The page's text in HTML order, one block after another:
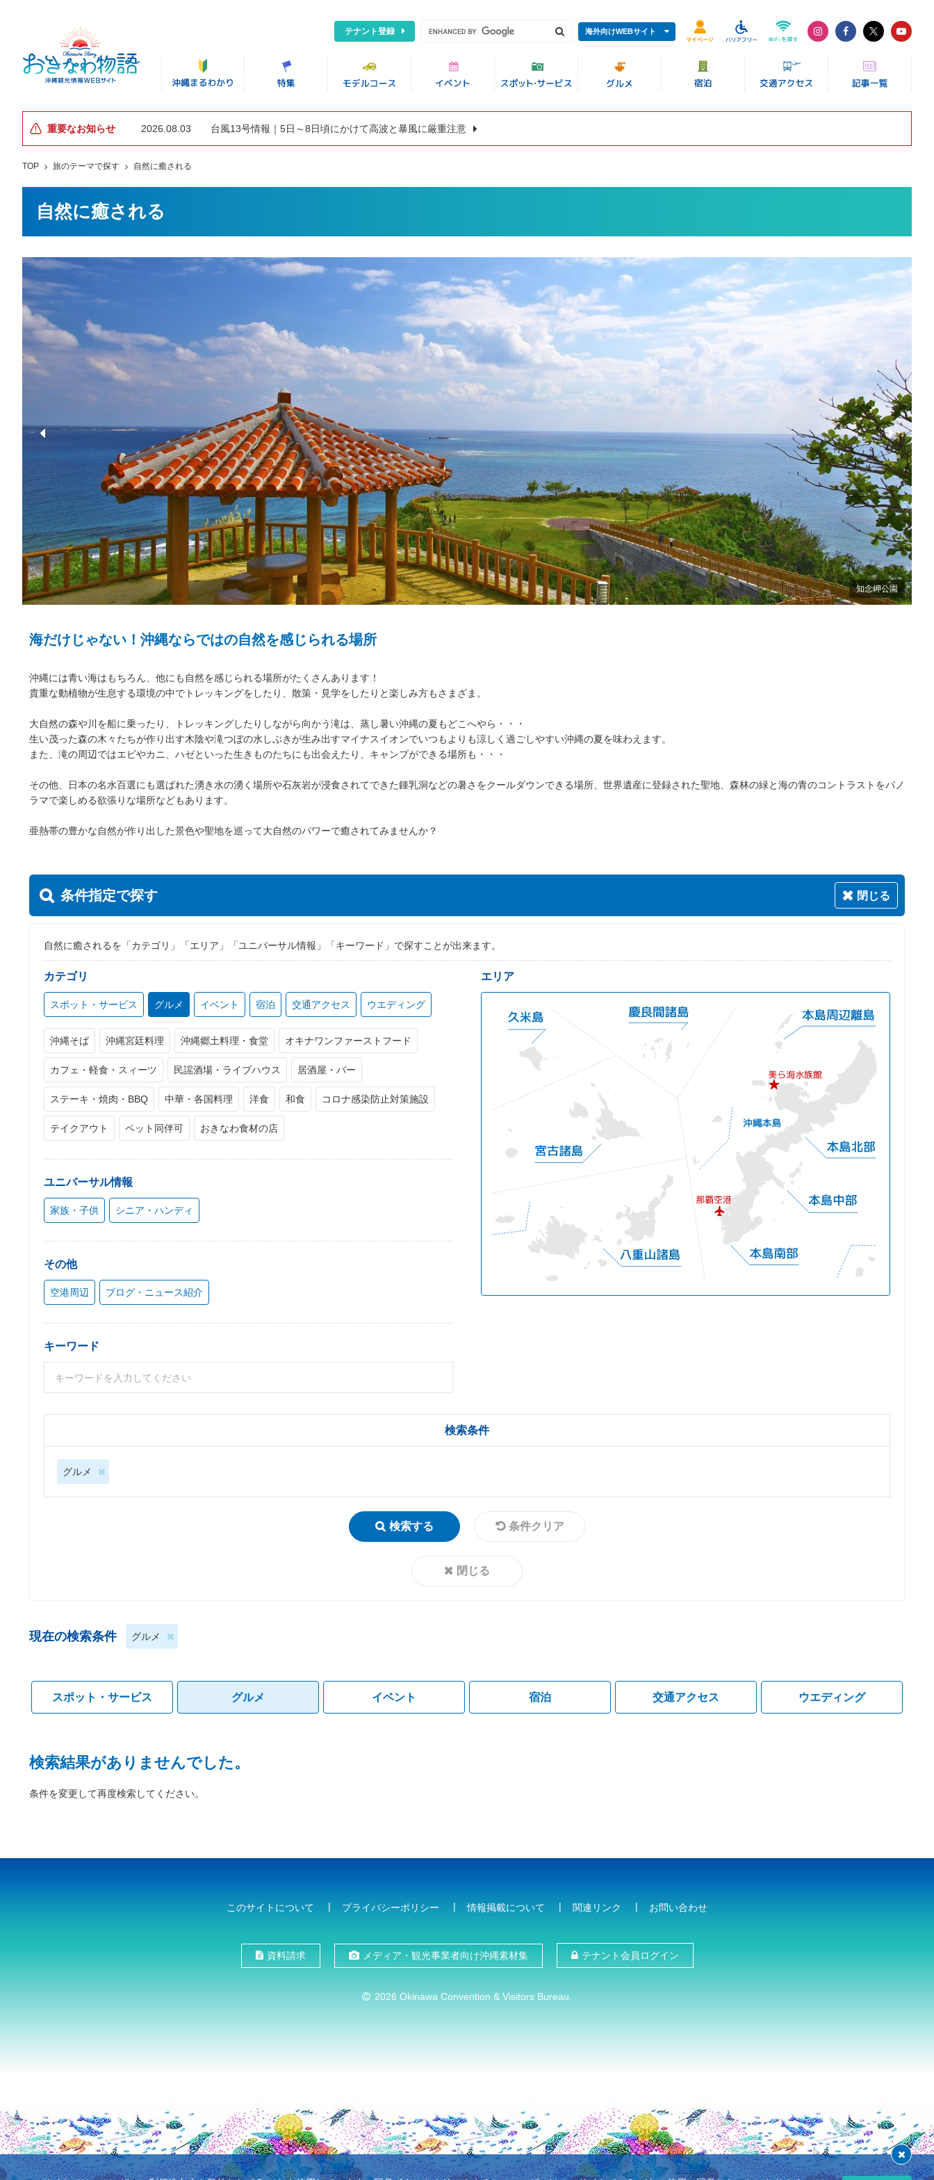
テナント登録 海外向けWEBサイト
重要なお知らせ 2026.08.03 台風13号情報｜5日～8日頃にかけて高波と暴風に厳重注意
TOP 旅のテーマで探す 自然に癒される
自然に癒される
知念岬公園
マングローブ
海だけじゃない！沖縄ならではの自然を感じられる場所
沖縄には青い海はもちろん、他にも自然を感じられる場所がたくさんあります！
貴重な動植物が生息する環境の中でトレッキングをしたり、散策・見学をしたりと楽しみ方もさまざま。
大自然の森や川を船に乗ったり、トレッキングしたりしながら向かう滝は、蒸し暑い沖縄の夏もどこへやら・・・
生い茂った森の木々たちが作り出す木陰や滝つぼの水しぶきが生み出すマイナスイオンでいつもよりも涼しく過ごしやすい沖縄の夏を味わえます。
また、滝の周辺ではエビやカニ、ハゼといった生きものたちにも出会えたり、キャンプができる場所も・・・
その他、日本の名水百選にも選ばれた湧き水の湧く場所や石灰岩が浸食されてできた鍾乳洞などの暑さをクールダウンできる場所、世界遺産に登録された聖地、森林の緑と海の青のコントラストをパノ
ラマで楽しめる欲張りな場所などもあります。
亜熱帯の豊かな自然が作り出した景色や聖地を巡って大自然のパワーで癒されてみませんか？
条件指定で探す 閉じる
自然に癒されるを「カテゴリ」「エリア」「ユニバーサル情報」「キーワード」で探すことが出来ます。
カテゴリ
スポット・サービス グルメ イベント 宿泊 交通アクセス ウエディング
沖縄そば 沖縄宮廷料理 沖縄郷土料理・食堂 オキナワンファーストフード
カフェ・軽食・スィーツ 民謡酒場・ライブハウス 居酒屋・バー
ステーキ・焼肉・BBQ 中華・各国料理 洋食 和食 コロナ感染防止対策施設
テイクアウト ペット同伴可 おきなわ食材の店
ユニバーサル情報
家族・子供 シニア・ハンディ
その他
空港周辺 ブログ・ニュース紹介
キーワード
エリア
検索条件
グルメ
検索する 条件クリア
閉じる
現在の検索条件 グルメ
スポット・サービス グルメ イベント 宿泊 交通アクセス ウエディング
検索結果がありませんでした。
条件を変更して再度検索してください。
このサイトについて プライバシーポリシー 情報掲載について 関連リンク お問い合わせ
資料請求 メディア・観光事業者向け沖縄素材集 テナント会員ログイン
2026 Okinawa Convention & Visitors Bureau.